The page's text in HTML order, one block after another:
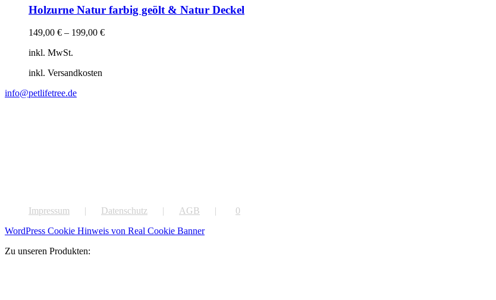
Holzurne Natur farbig geölt & Natur Deckel
149,00 € – 199,00 €
inkl. MwSt.
inkl. Versandkosten
info@petlifetree.de
Impressum Datenschutz AGB
0
WordPress Cookie Hinweis von Real Cookie Banner
Zu unseren Produkten: